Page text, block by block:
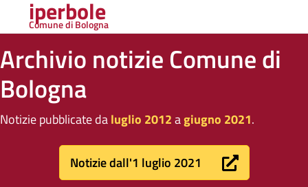
iperbole
Comune di Bologna
Archivio notizie Comune di
Bologna
Notizie pubblicate daluglio 2012agiugno 2021.
Notizie dall'1 luglio 2021